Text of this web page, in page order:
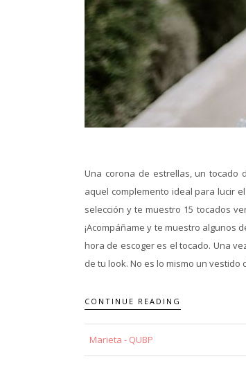
Una corona de estrellas, un tocado
aquel complemento ideal para lucir
selección y te muestro 15 tocados
¡Acompáñame y te muestro algunos
hora de escoger es el tocado. Una
de tu look. No es lo mismo un vestido
CONTINUE READING
Marieta - QUBP